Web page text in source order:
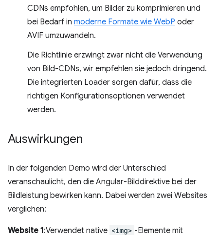
CDNs empfohlen, um Bilder zu komprimieren und
bei Bedarf in moderne Formate wie WebP oder
AVIF umzuwandeln.
Die Richtlinie erzwingt zwar nicht die Verwendung
von Bild-CDNs, wir empfehlen sie jedoch dringend.
Die integrierten Loader sorgen dafür, dass die
richtigen Konfigurationsoptionen verwendet
werden.
Auswirkungen
In der folgenden Demo wird der Unterschied
veranschaulicht, den die Angular-Bilddirektive bei der
Bildleistung bewirken kann. Dabei werden zwei Websites
verglichen:
Website 1:Verwendet native <img> -Elemente mit